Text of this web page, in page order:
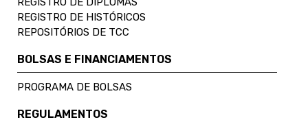
REGISTRO DE HISTÓRICOS
REPOSITÓRIOS DE TCC
BOLSAS E FINANCIAMENTOS
PROGRAMA DE BOLSAS
REGULAMENTOS